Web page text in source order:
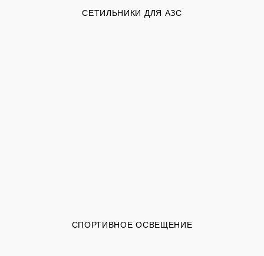
СЕТИЛЬНИКИ ДЛЯ АЗС
СПОРТИВНОЕ ОСВЕЩЕНИЕ